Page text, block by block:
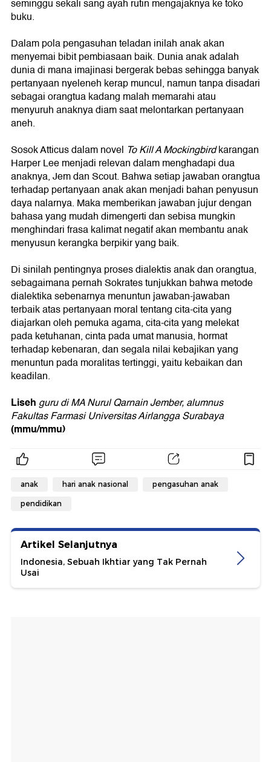
seminggu sekali sang ayah rutin mengajaknya ke toko
buku.
Dalam pola pengasuhan teladan inilah anak akan
menyemai bibit pembiasaan baik. Dunia anak adalah
dunia di mana imajinasi bergerak bebas sehingga banyak
pertanyaan nyeleneh kerap muncul, namun tanpa disadari
sebagai orangtua kadang malah memarahi atau
menyuruh anaknya diam saat melontarkan pertanyaan
aneh.
Sosok Atticus dalam novel To Kill A Mockingbirdkarangan
Harper Lee menjadi relevan dalam menghadapi dua
anaknya, Jem dan Scout. Bahwa setiap jawaban orangtua
terhadap pertanyaan anak akan menjadi bahan penyusun
daya nalarnya. Maka memberikan jawaban jujur dengan
bahasa yang mudah dimengerti dan sebisa mungkin
menghindari frasa kalimat negatif akan membantu anak
menyusun kerangka berpikir yang baik.
Di sinilah pentingnya proses dialektis anak dan orangtua,
sebagaimana pernah Sokrates tunjukkan bahwa metode
dialektika sebenarnya menuntun jawaban-jawaban
terbaik atas pertanyaan moral tentang cita-cita yang
diajarkan oleh pemuka agama, cita-cita yang melekat
pada ketuhanan, cinta pada umat manusia, hormat
terhadap kebenaran, dan segala nilai kebajikan yang
menuntun pada moralitas tertinggi, yaitu kebaikan dan
keadilan.
Lisehguru di MA Nurul Qarnain Jember, alumnus
Fakultas Farmasi Universitas Airlangga Surabaya
(mmu/mmu)
anak hari anak nasional pengasuhan anak
pendidikan
Artikel Selanjutnya
Indonesia, Sebuah Ikhtiar yang Tak Pernah
Usai